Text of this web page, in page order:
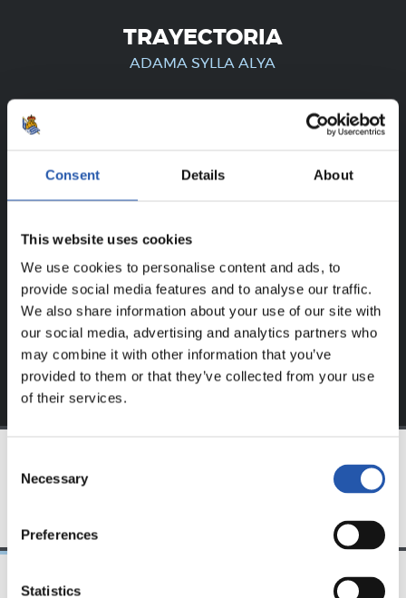
Consent Details About
This website uses cookies
We use cookies to personalise content and ads, to
provide social media features and to analyse our traffic.
We also share information about your use of our site with
our social media, advertising and analytics partners who
may combine it with other information that you’ve
provided to them or that they’ve collected from your use
of their services.
Selection
Necessary
Preferences
Statistics
TRAYECTORIA
ADAMA SYLLA ALYA
REGISTRADOS!
nuestra web.
Regístrate haciendo clic en el Login
y disfruta de
contenido exclusivo para ti.